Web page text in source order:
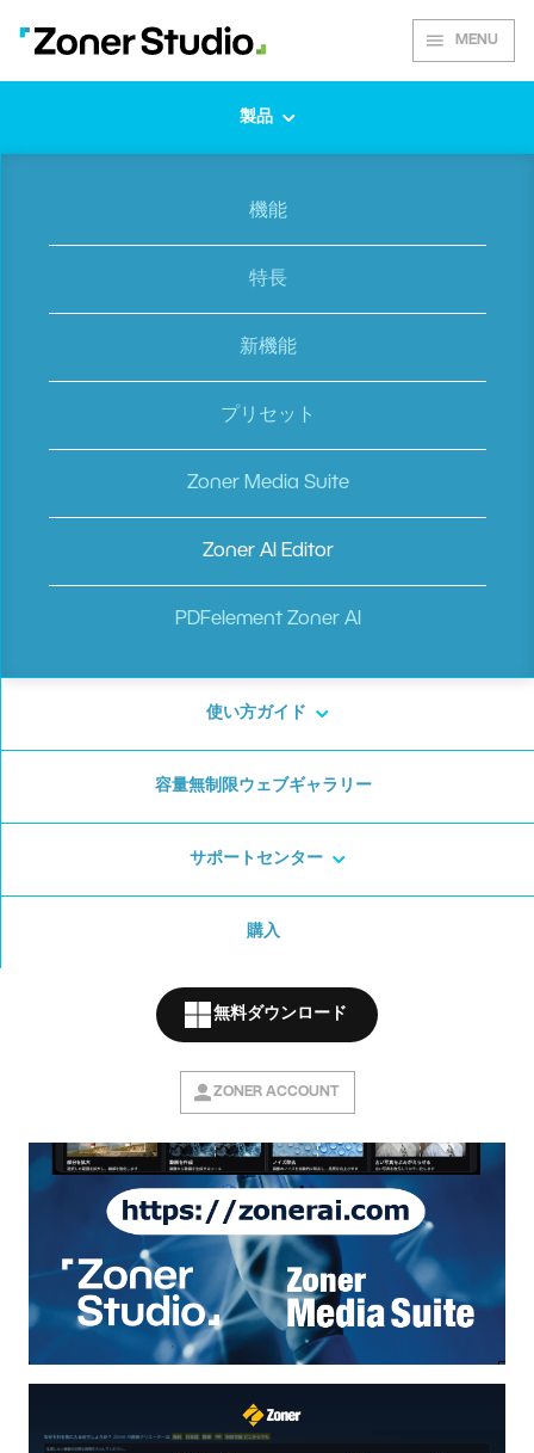
MENU
製品
機能
特長
新機能
プリセット
Zoner Media Suite
Zoner AI Editor
PDFelement Zoner AI
使い方ガイド
容量無制限ウェブギャラリー
サポートセンター
購入
無料ダウンロード
ZONER ACCOUNT
AI画像編集とAI生成のオンラインツ
ール
モバイル又はパソコンのブラウザー
で
利用可能
マルチOS対応
（Windows/Mac/Android/iOS/iPad
OS/Chrome など）
最適なツール